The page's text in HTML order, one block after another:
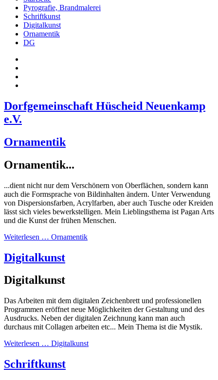
Pyrografie, Brandmalerei
Schriftkunst
Digitalkunst
Ornamentik
DG
Dorfgemeinschaft Hüscheid Neuenkamp
e.V.
Ornamentik
Ornamentik...
...dient nicht nur dem Verschönern von Oberflächen, sondern kann
auch die Formsprache von Bildinhalten ändern. Unter Verwendung
von Dispersionsfarben, Acrylfarben, aber auch Tusche oder Kreiden
lässt sich vieles bewerkstelligen. Mein Lieblingsthema ist Pagan Arts
und die Kunst der frühen Menschen.
Weiterlesen … Ornamentik
Digitalkunst
Digitalkunst
Das Arbeiten mit dem digitalen Zeichenbrett und professionellen
Programmen eröffnet neue Möglichkeiten der Gestaltung und des
Ausdrucks. Neben der digitalen Zeichnung kann man auch
durchaus mit Collagen arbeiten etc... Mein Thema ist die Mystik.
Weiterlesen … Digitalkunst
Schriftkunst